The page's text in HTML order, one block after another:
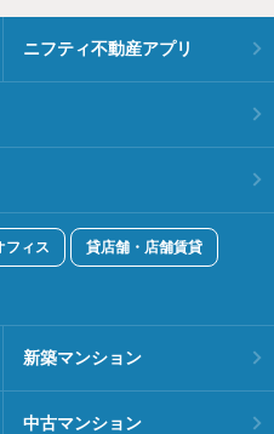
ニフティ不動産アプリ
フィス 貸店舗・店舗賃貸
新築マンション
中古マンション